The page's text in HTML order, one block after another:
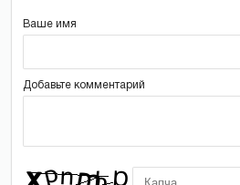
Ваше имя
Добавьте комментарий